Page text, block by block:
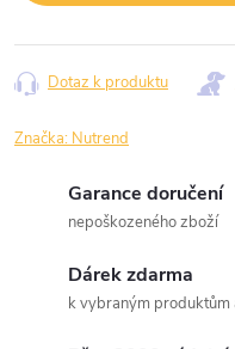
Dotaz k produktu
Značka: Nutrend
Garance doručení
nepoškozeného zboží
Dárek zdarma
k vybraným produktům